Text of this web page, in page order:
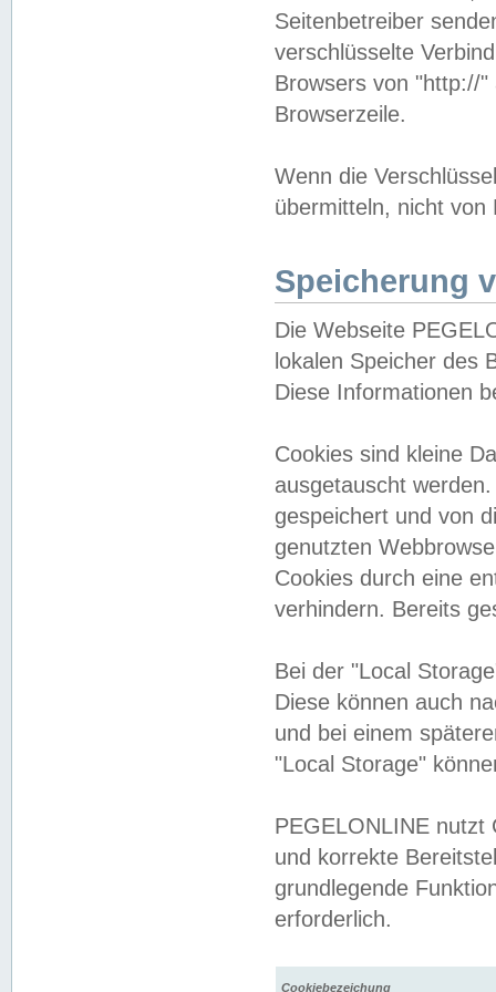
Seitenbetreiber
verschlüsselte
Browsers von "http://
Browserzeile.
Wenn die
übermitteln, nicht von
Speicherung
Die Webseite
lokalen Speicher des
Diese Informationen
Cookies sind kleine
ausgetauscht
gespeichert und von
genutzten
Cookies durch eine
verhindern. Bereits
Bei der "Local
Diese können auch
und bei einem
"Local Storage"
PEGELONLINE nutzt
und korrekte
grundlegende
erforderlich.
Cookiebezeichung